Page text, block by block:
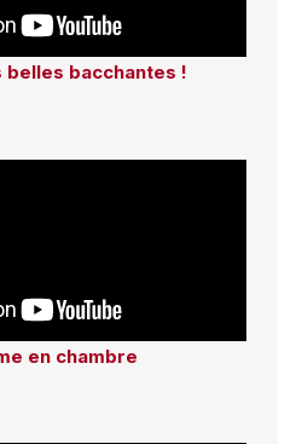
belles bacchantes !
en chambre